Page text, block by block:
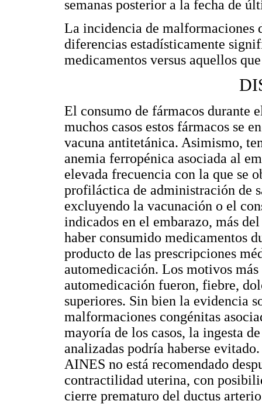
semanas posterior a la fecha de
La incidencia de malformaciones
diferencias estadísticamente
medicamentos versus aquellos
El consumo de fármacos durante
muchos casos estos fármacos se
vacuna antitetánica. Asimismo,
anemia ferropénica asociada al
elevada frecuencia con la que se
profiláctica de administración de
excluyendo la vacunación o el
indicados en el embarazo, más
haber consumido medicamentos
producto de las prescripciones
automedicación. Los motivos
automedicación fueron, fiebre,
superiores. Sin bien la evidencia
malformaciones congénitas
mayoría de los casos, la ingesta
analizadas podría haberse
AINES no está recomendado
contractilidad uterina, con
cierre prematuro del ductus